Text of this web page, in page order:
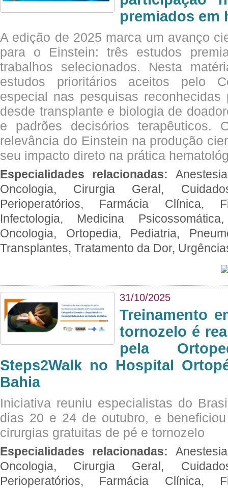
premiados em
A edição de 2025 marca um avanço
para o Einstein: três estudos
trabalhos selecionados. Nesta
estudos prioritários aceitos pelo
especial nas pesquisas
desde transplante e biologia de
e padrões decisórios terapêuticos.
relevância do Einstein na produção
seu impacto direto na prática
Especialidades relacionadas:
Oncologia, Cirurgia Geral,
Perioperatórios, Farmácia Clínica,
Infectologia, Medicina
Oncologia, Ortopedia, Pediatria,
Transplantes, Tratamento da Dor,
31/10/2025
Treinamento
tornozelo é
pela
Steps2Walk no Hospital
Bahia
Iniciativa reuniu especialistas do
dias 20 e 24 de outubro, e
cirurgias gratuitas de pé e tornozelo
Especialidades relacionadas:
Oncologia, Cirurgia Geral,
Perioperatórios, Farmácia Clínica,